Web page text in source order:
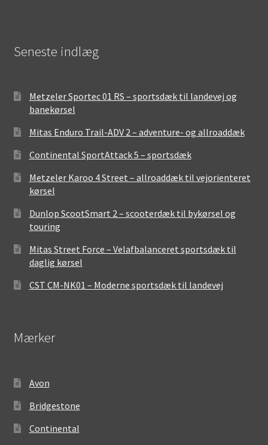
Seneste indlæg
Metzeler Sportec 01 RS – sportsdæk til landevej og
banekørsel
Mitas Enduro Trail-ADV 2 – adventure- og allroaddæk
Continental SportAttack 5 – sportsdæk
Metzeler Karoo 4 Street – allroaddæk til vejorienteret
kørsel
Dunlop ScootSmart 2 – scooterdæk til bykørsel og
touring
Mitas Street Force – Velafbalanceret sportsdæk til
daglig kørsel
CST CM-NK01 – Moderne sportsdæk til landevej
Mærker
Avon
Bridgestone
Continental